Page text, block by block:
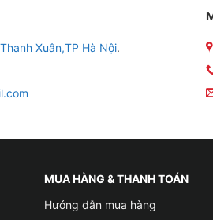
Xuân,TP Hà Nội.
MUA HÀNG & THANH TOÁN
Hướng dẫn mua hàng